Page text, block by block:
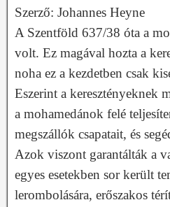
Szerző: Johannes Heyne
A Szentföld 637/38 óta a
volt. Ez magával hozta a
noha ez a kezdetben csak
Eszerint a keresztényeknek
a mohamedánok felé
megszállók csapatait, és
Azok viszont garantálták a
egyes esetekben sor került
lerombolására, erőszakos